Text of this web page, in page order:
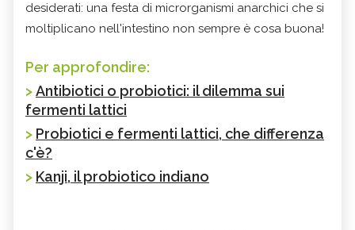
desiderati: una festa di microrganismi anarchici che si
moltiplicano nell'intestino non sempre è cosa buona!
Per approfondire:
>Antibiotici o probiotici: il dilemma sui
fermenti lattici
> Probiotici e fermenti lattici, che differenza
c'è?
> Kanji, il probiotico indiano